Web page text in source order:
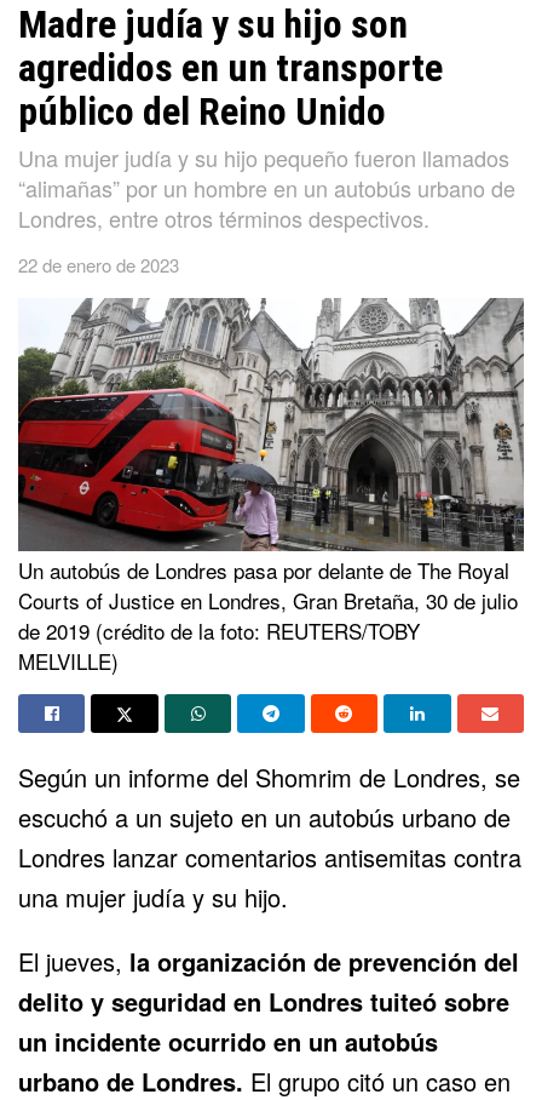
Madre judía y su hijo son
agredidos en un transporte
público del Reino Unido
Una mujer judía y su hijo pequeño fueron llamados
“alimañas” por un hombre en un autobús urbano de
Londres, entre otros términos despectivos.
22 de enero de 2023
Un autobús de Londres pasa por delante de The Royal
Courts of Justice en Londres, Gran Bretaña, 30 de julio
de 2019 (crédito de la foto: REUTERS/TOBY
MELVILLE)
Según un informe del Shomrim de Londres, se
escuchó a un sujeto en un autobús urbano de
Londres lanzar comentarios antisemitas contra
una mujer judía y su hijo.
El jueves, la organización de prevención del
delito y seguridad en Londres tuiteó sobre
un incidente ocurrido en un autobús
urbano de Londres. El grupo citó un caso en